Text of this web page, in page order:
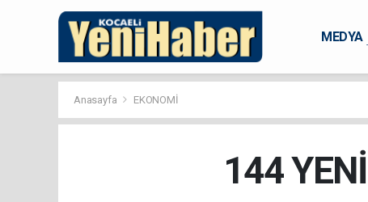
MEDYA
Anasayfa EKONOMİ
144